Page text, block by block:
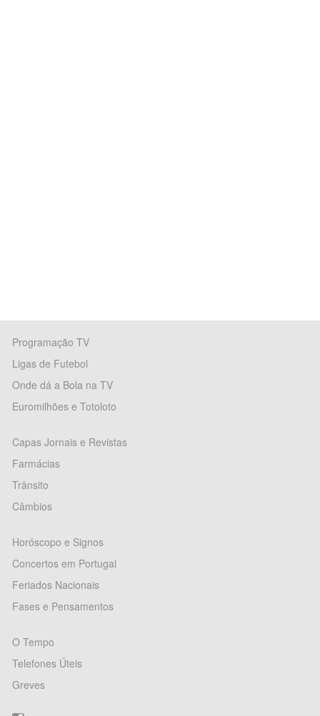
Programação TV
Ligas de Futebol
Onde dá a Bola na TV
Euromilhões e Totoloto
Capas Jornais e Revistas
Farmácias
Trânsito
Câmbios
Horóscopo e Signos
Concertos em Portugal
Feriados Nacionais
Fases e Pensamentos
O Tempo
Telefones Úteis
Greves